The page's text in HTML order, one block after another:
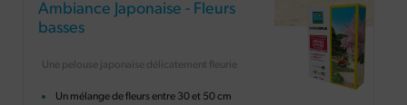
Ambiance Japonaise - Fleurs
basses
Une pelouse japonaise délicatement fleurie
Un mélange de fleurs entre 30 et 50 cm